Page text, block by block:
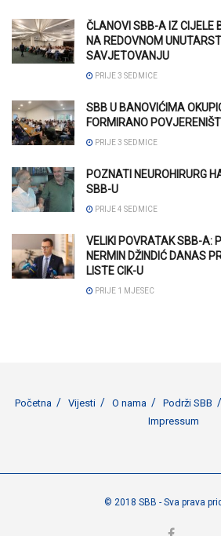
ČLANOVI SBB-A IZ CIJELE
NA REDOVNOM
SAVJETOVANJU
PRIJE 3 SEDMICE
SBB U BANOVIĆIMA
FORMIRANO
PRIJE 3 SEDMICE
POZNATI NEUROHIRURG
SBB-U
PRIJE 4 SEDMICE
VELIKI POVRATAK SBB-A:
NERMIN DŽINDIĆ DANAS
LISTE CIK-U
PRIJE 1 MJESEC
Početna Vijesti O nama Podrži SBB
Impressum
© 2018 SBB - Sva prava